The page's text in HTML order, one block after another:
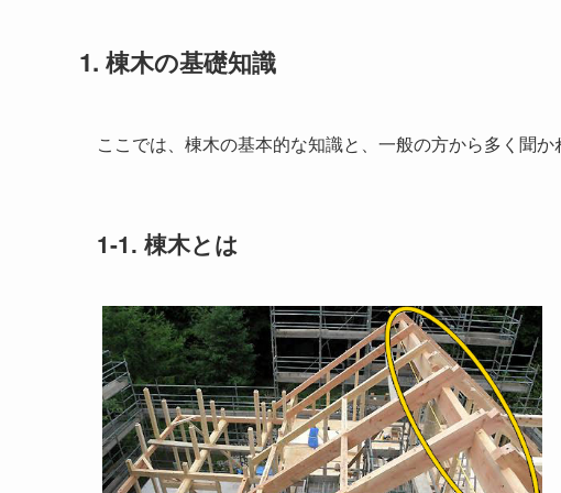
1. 棟木の基礎知識
ここでは、棟木の基本的な知識と、一般の方から多く聞か
1-1. 棟木とは